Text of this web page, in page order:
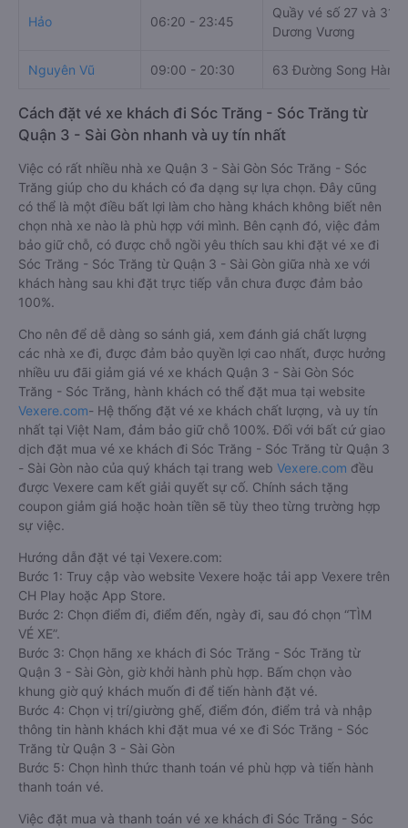
Hảo 06:20 - 23:45
Quầy vé số 27 và 31,
Dương Vương
Nguyên Vũ 09:00 - 20:30 63 Đường Song Hành
Cách đặt vé xe khách đi Sóc Trăng - Sóc Trăng từ
Quận 3 - Sài Gòn nhanh và uy tín nhất
Việc có rất nhiều nhà xe Quận 3 - Sài Gòn Sóc Trăng - Sóc
Trăng giúp cho du khách có đa dạng sự lựa chọn. Đây cũng
có thể là một điều bất lợi làm cho hàng khách không biết nên
chọn nhà xe nào là phù hợp với mình. Bên cạnh đó, việc đảm
bảo giữ chỗ, có được chỗ ngồi yêu thích sau khi đặt vé xe đi
Sóc Trăng - Sóc Trăng từ Quận 3 - Sài Gòn giữa nhà xe với
khách hàng sau khi đặt trực tiếp vẫn chưa được đảm bảo
100%.
Cho nên để dễ dàng so sánh giá, xem đánh giá chất lượng
các nhà xe đi, được đảm bảo quyền lợi cao nhất, được hưởng
nhiều ưu đãi giảm giá vé xe khách Quận 3 - Sài Gòn Sóc
Trăng - Sóc Trăng, hành khách có thể đặt mua tại website
Vexere.com- Hệ thống đặt vé xe khách chất lượng, và uy tín
nhất tại Việt Nam, đảm bảo giữ chỗ 100%. Đối với bất cứ giao
dịch đặt mua vé xe khách đi Sóc Trăng - Sóc Trăng từ Quận 3
- Sài Gòn nào của quý khách tại trang web Vexere.com đều
được Vexere cam kết giải quyết sự cố. Chính sách tặng
coupon giảm giá hoặc hoàn tiền sẽ tùy theo từng trường hợp
sự việc.
Hướng dẫn đặt vé tại Vexere.com:
Bước 1: Truy cập vào website Vexere hoặc tải app Vexere trên
CH Play hoặc App Store.
Bước 2: Chọn điểm đi, điểm đến, ngày đi, sau đó chọn “TÌM
VÉ XE”.
Bước 3: Chọn hãng xe khách đi Sóc Trăng - Sóc Trăng từ
Quận 3 - Sài Gòn, giờ khởi hành phù hợp. Bấm chọn vào
khung giờ quý khách muốn đi để tiến hành đặt vé.
Bước 4: Chọn vị trí/giường ghế, điểm đón, điểm trả và nhập
thông tin hành khách khi đặt mua vé xe đi Sóc Trăng - Sóc
Trăng từ Quận 3 - Sài Gòn
Bước 5: Chọn hình thức thanh toán vé phù hợp và tiến hành
thanh toán vé.
Việc đặt mua và thanh toán vé xe khách đi Sóc Trăng - Sóc